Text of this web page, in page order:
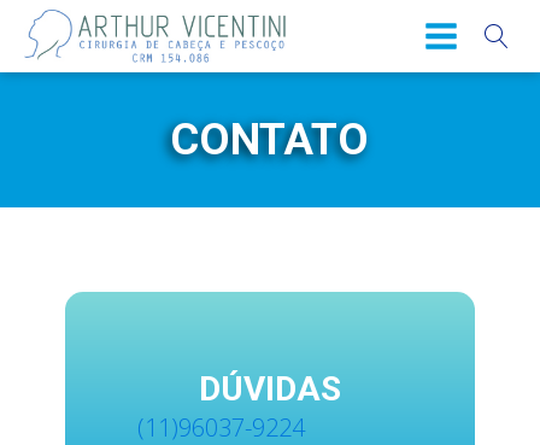
CONTATO
DÚVIDAS
(11)96037-9224